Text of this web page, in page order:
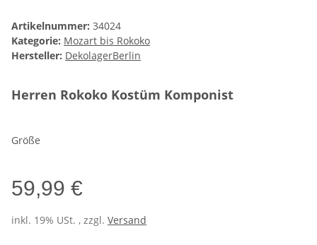
Artikelnummer: 34024
Kategorie: Mozart bis Rokoko
Hersteller: DekolagerBerlin
Herren Rokoko Kostüm Komponist
Größe
59,99 €
inkl. 19% USt. , zzgl. Versand